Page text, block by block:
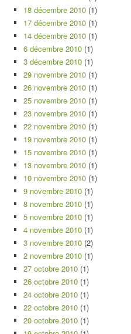
18 décembre 2010 (1)
17 décembre 2010 (1)
14 décembre 2010 (1)
6 décembre 2010 (1)
3 décembre 2010 (1)
29 novembre 2010 (1)
26 novembre 2010 (1)
25 novembre 2010 (1)
23 novembre 2010 (1)
22 novembre 2010 (1)
19 novembre 2010 (1)
15 novembre 2010 (1)
13 novembre 2010 (1)
10 novembre 2010 (1)
9 novembre 2010 (1)
8 novembre 2010 (1)
5 novembre 2010 (1)
4 novembre 2010 (1)
3 novembre 2010 (2)
2 novembre 2010 (1)
27 octobre 2010 (1)
26 octobre 2010 (1)
24 octobre 2010 (1)
22 octobre 2010 (1)
20 octobre 2010 (1)